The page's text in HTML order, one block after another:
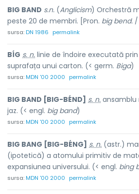
BIG BAND s.n. (Anglicism) Orchestră
peste 20 de membri. [Pron. big bend. /
sursa:DN 1986 permalink
BÍG s. n. linie de îndoire executată
suprafața unui carton. (< germ. Biga)
sursa:MDN '00 2000 permalink
BIG BAND [BIG-BÉND] s. n. ansamblu
jaz. (< engl. big band)
sursa:MDN '00 2000 permalink
BIG BANG [BIG-BÉNG] s. n. (astr.)
(ipotetică) a atomului primitiv de
expansiunea universului. (< engl. bing
sursa:MDN '00 2000 permalink